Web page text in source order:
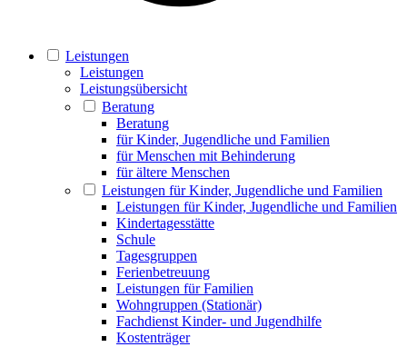
Leistungen
Leistungen
Leistungsübersicht
Beratung
Beratung
für Kinder, Jugendliche und Familien
für Menschen mit Behinderung
für ältere Menschen
Leistungen für Kinder, Jugendliche und Familien
Leistungen für Kinder, Jugendliche und Familien
Kindertagesstätte
Schule
Tagesgruppen
Ferienbetreuung
Leistungen für Familien
Wohngruppen (Stationär)
Fachdienst Kinder- und Jugendhilfe
Kostenträger